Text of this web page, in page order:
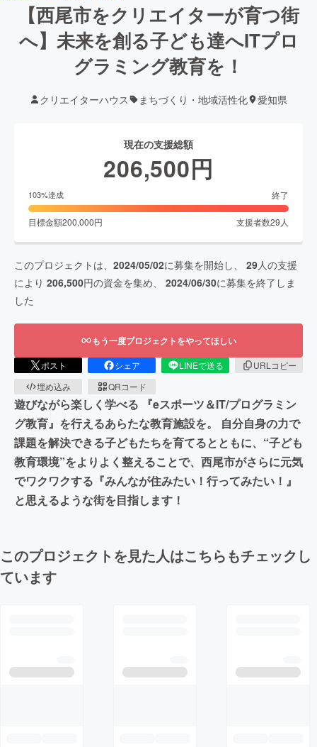
【西尾市をクリエイターが育つ街
へ】未来を創る子ども達へITプロ
グラミング教育を！
クリエイターハウス まちづくり・地域活性化 愛知県
現在の支援総額
206,500円
103%達成 終了
目標金額200,000円 支援者数29 人
このプロジェクトは、 2024/05/02に募集を開始し、 29人の支援
により 206,500円の資金を集め、 2024/06/30に募集を終了しま
した
もう一度プロジェクトをやってほしい
ポスト シェア LINEで送る
URLコピー
埋め込み
QRコード
遊びながら楽しく学べる 『eスポーツ＆IT/プログラミン
グ教育』を行えるあらたな教育施設を。 自分自身の力で
課題を解決できる子どもたちを育てるとともに、“子ども
教育環境”をよりよく整えることで、西尾市がさらに元気
でワクワクする『みんなが住みたい！行ってみたい！』
と思えるような街を目指します！
このプロジェクトを見た人はこちらもチェックし
ています